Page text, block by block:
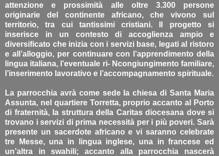
attenzione e prossimità alle oltre 3.300 persone
originarie del continente africano, che vivono sul
territorio, tra cui tantissimi cristiani. Il progetto si
inserisce in un contesto di accoglienza ampio e
diversificato che inizia con i servizi base, legati al ristoro
e all’alloggio, per continuare con l’apprendimento della
lingua italiana, l’eventuale ri- Ncongiungimento familiare,
l’inserimento lavorativo e l’accompagnamento spirituale.
La parrocchia avrà come sede la chiesa di Santa Maria
Assunta, nel quartiere Torretta, proprio accanto al Porto
di fraternità, la struttura della Caritas diocesana dove si
trovano i servizi di prima necessità per i più poveri. Sarà
presente un sacerdote africano e vi saranno celebrate
tre Messe, una in lingua inglese, una in francese ed
un’altra in swahili; accanto alla parrocchia nascerà